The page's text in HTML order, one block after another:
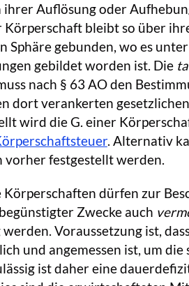
ihrer Auflösung oder
Körperschaft bleibt so über
Sphäre gebunden, wo es
gebildet worden ist. Die
nach § 63 AO den
dort verankerten
wird die G. einer
. Alternativ
vorher festgestellt werden.
Körperschaften dürfen zur
Zwecke auch
Voraussetzung ist,
und angemessen ist, um
ist daher eine